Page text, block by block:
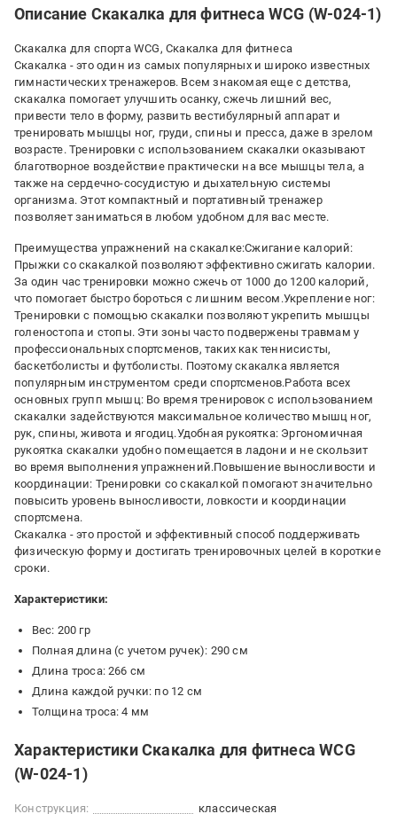
Описание Скакалка для фитнеса WCG (W-024-1)
Скакалка для спорта WCG, Скакалка для фитнеса
Скакалка - это один из самых популярных и широко известных
гимнастических тренажеров. Всем знакомая еще с детства,
скакалка помогает улучшить осанку, сжечь лишний вес,
привести тело в форму, развить вестибулярный аппарат и
тренировать мышцы ног, груди, спины и пресса, даже в зрелом
возрасте. Тренировки с использованием скакалки оказывают
благотворное воздействие практически на все мышцы тела, а
также на сердечно-сосудистую и дыхательную системы
организма. Этот компактный и портативный тренажер
позволяет заниматься в любом удобном для вас месте.
Преимущества упражнений на скакалке:Сжигание калорий:
Прыжки со скакалкой позволяют эффективно сжигать калории.
За один час тренировки можно сжечь от 1000 до 1200 калорий,
что помогает быстро бороться с лишним весом.Укрепление ног:
Тренировки с помощью скакалки позволяют укрепить мышцы
голеностопа и стопы. Эти зоны часто подвержены травмам у
профессиональных спортсменов, таких как теннисисты,
баскетболисты и футболисты. Поэтому скакалка является
популярным инструментом среди спортсменов.Работа всех
основных групп мышц: Во время тренировок с использованием
скакалки задействуются максимальное количество мышц ног,
рук, спины, живота и ягодиц.Удобная рукоятка: Эргономичная
рукоятка скакалки удобно помещается в ладони и не скользит
во время выполнения упражнений.Повышение выносливости и
координации: Тренировки со скакалкой помогают значительно
повысить уровень выносливости, ловкости и координации
спортсмена.
Скакалка - это простой и эффективный способ поддерживать
физическую форму и достигать тренировочных целей в короткие
сроки.
Характеристики:
Вес: 200 гр
Полная длина (с учетом ручек): 290 см
Длина троса: 266 см
Длина каждой ручки: по 12 см
Толщина троса: 4 мм
Характеристики Скакалка для фитнеса WCG
(W-024-1)
Конструкция: классическая